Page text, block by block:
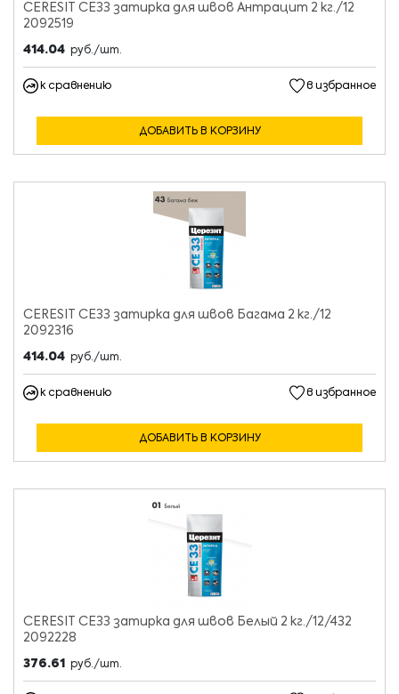
CERESIT CE33 затирка для швов Антрацит 2 кг./12
2092519
414.04 руб./шт.
к сравнению в избранное
ДОБАВИТЬ В КОРЗИНУ
CERESIT CE33 затирка для швов Багама 2 кг./12
2092316
414.04 руб./шт.
к сравнению в избранное
ДОБАВИТЬ В КОРЗИНУ
CERESIT CE33 затирка для швов Белый 2 кг./12/432
2092228
376.61 руб./шт.